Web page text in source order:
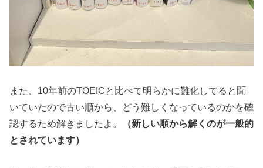
また、10年前のTOEICと比べて明らかに難化してると聞
いていたので古い順から、どう難しくなっているのかを確
認するため解きましたよ。
（新しい順から解くのが一般的
とされています）